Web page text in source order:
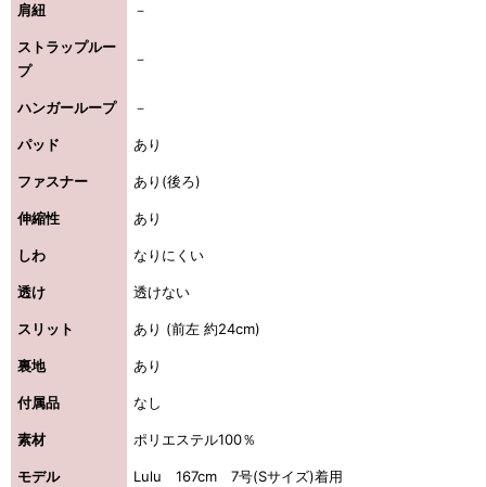
肩紐 －
ストラップルー
プ
－
ハンガーループ －
パッド あり
ファスナー あり(後ろ)
伸縮性 あり
しわ なりにくい
透け 透けない
スリット あり (前左 約24cm)
裏地 あり
付属品 なし
素材 ポリエステル100％
モデル Lulu 167cm 7号(Sサイズ)着用